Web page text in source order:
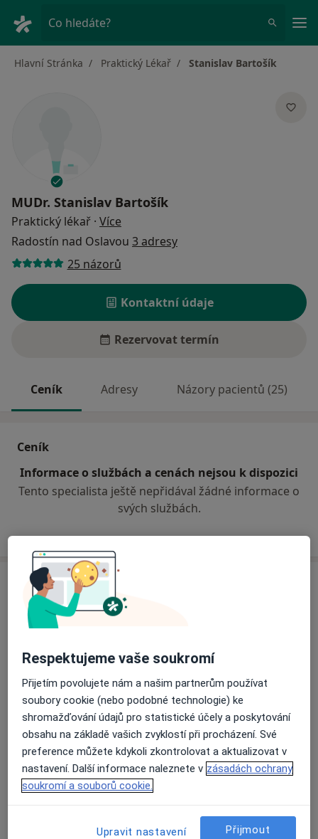
Co hledáte?
Hlavní Stránka Praktický Lékař Stanislav Bartošík
MUDr. Stanislav Bartošík
Praktický lékař · Více
Radostín nad Oslavou 3 adresy
25 názorů
Kontaktní údaje
Rezervovat termín
Ceník Adresy Názory pacientů (25)
Ceník
Informace o službách a cenách nejsou k dispozici
Tento specialista ještě nepřidával žádné informace o
svých službách.
Adresy (3)
Adresa 1 Adresa 2
Soukromý praktický lékař, gynekolog
č.d. 144,Radostín nad Oslavou 59444
Přiblížit mapuse otevře v nové záložce
Dostupnost
Na této adrese online kalendář není aktivní
Co mám v takové situaci udělat?
Respektujeme vaše soukromí
Přijetím povolujete nám a našim partnerům používat
soubory cookie (nebo podobné technologie) ke
shromažďování údajů pro statistické účely a poskytování
obsahu na základě vašich zvyklostí při procházení. Své
preference můžete kdykoli zkontrolovat a aktualizovat v
nastavení. Další informace naleznete v zásadách ochrany
soukromí a souborů cookie.
Upravit nastavení Přijmout